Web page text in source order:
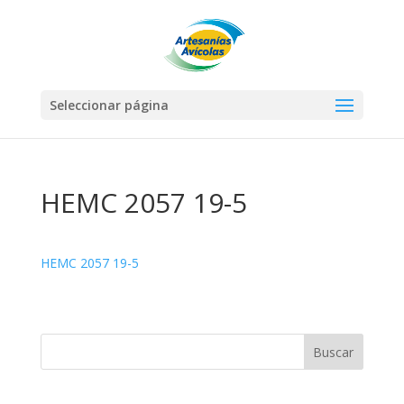
Seleccionar página
HEMC 2057 19-5
HEMC 2057 19-5